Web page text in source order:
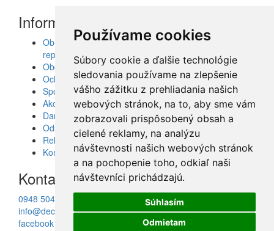
Používame cookies
Súbory cookie a ďalšie technológie
sledovania používame na zlepšenie
vášho zážitku z prehliadania našich
webových stránok, na to, aby sme vám
zobrazovali prispôsobený obsah a
cielené reklamy, na analýzu
návštevnosti našich webových stránok
a na pochopenie toho, odkiaľ naši
návštevníci prichádzajú.
Súhlasím
Odmietam
Informácie
Obrazy, nálepky, fototapety, šablóny, dekorácie,
reprodukcie
Obchodné podmienky
Ochrana osobných údajov
Spolupráca
Akcie a Doručenie
Darčekové poukážky
Odstúpenie od zmluvy - vrátenie tovaru
Reklamácia tovaru
Kontakt
Kontakt
0948 504 403
info@decotrend.sk
facebook